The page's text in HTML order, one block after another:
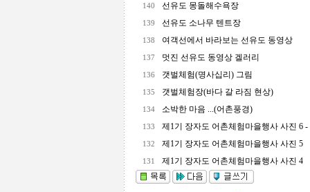
140 선유도 몽돌해수욕장
139 선유도 소나무 텐트장
138 여객선에서 바라보는 선유도 동영상
137 멋진 선유도 동영상 겔러리
136 갯벌체험(명사십리) 그림
135 갯벌체험장(바다 갈 라짐 현상)
134 소박한 마음 ...(어촌풍경)
133 제1기 장자도 어촌체험마을행사 사진 6
132 제1기 장자도 어촌체험마을행사 사진 5
131 제1기 장자도 어촌체험마을행사 사진 4